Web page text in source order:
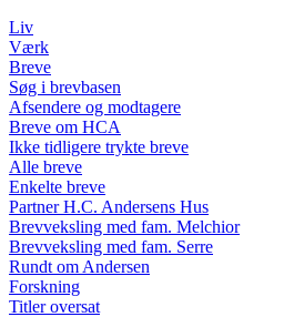
Liv
Værk
Breve
Søg i brevbasen
Afsendere og modtagere
Breve om HCA
Ikke tidligere trykte breve
Alle breve
Enkelte breve
Partner H.C. Andersens Hus
Brevveksling med fam. Melchior
Brevveksling med fam. Serre
Rundt om Andersen
Forskning
Titler oversat